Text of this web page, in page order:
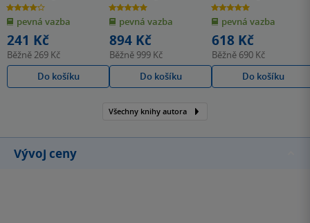
4.0
z
5
hvězdiček
pevná vazba
241 Kč
Běžně269 Kč
Do košíku
Prokůpek
5.0
z
5
hvězdiček
pevná vazba
894 Kč
Běžně 999 Kč
Do košíku
Čermák
5.0
z
5
hvězdiček
pevná vazba
618 Kč
Běžně 690 Kč
Do košíku
Všechny knihy autora
Vývoj ceny